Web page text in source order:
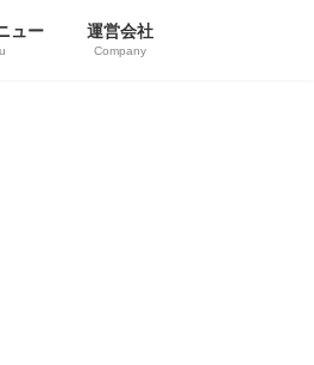
ュー 運営会社
Company